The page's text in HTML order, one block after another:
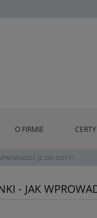
O FIRMIE
JE DO DIETY?
- JAK